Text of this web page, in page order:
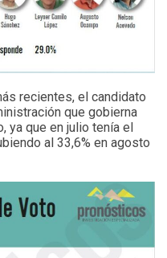
recientes, el candidato
que gobierna
ya que en julio tenía el
al 33,6% en agosto